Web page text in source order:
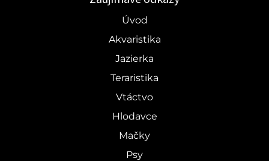
Úvod
Akvaristika
Jazierka
Teraristika
Vtáctvo
Hlodavce
Mačky
Psy